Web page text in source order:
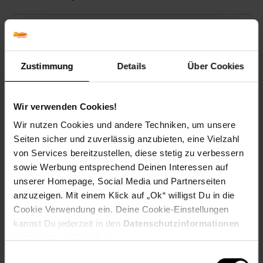
Zustimmung Details Über Cookies
Wir verwenden Cookies!
Wir nutzen Cookies und andere Techniken, um unsere
Seiten sicher und zuverlässig anzubieten, eine Vielzahl
von Services bereitzustellen, diese stetig zu verbessern
sowie Werbung entsprechend Deinen Interessen auf
unserer Homepage, Social Media und Partnerseiten
anzuzeigen. Mit einem Klick auf „Ok“ willigst Du in die
Cookie Verwendung ein. Deine Cookie-Einstellungen
kannst Du jederzeit in den Datenschutzinformationen
Bewertungen
Versandinformationen
Herstellerinformationen
Fußzeile
Weitere Online-Angebote
Netto Reisen TV-Shop Weinwelt